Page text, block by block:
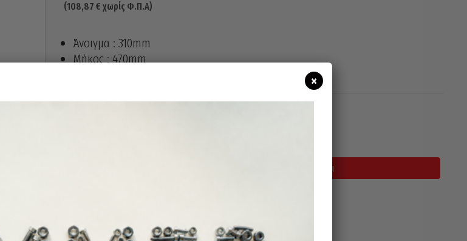
(108,87 € χωρίς Φ.Π.Α)
Άνοιγμα : 310mm
Μήκος : 470mm
Προσθήκη Στο Καλάθι
×